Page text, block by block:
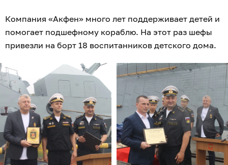
Компания «Акфен» много лет поддерживает детей и
помогает подшефному кораблю. На этот раз шефы
привезли на борт 18 воспитанников детского дома.